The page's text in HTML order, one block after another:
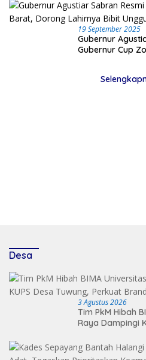
19 September 2025
Gubernur
Gubernur Cup
Desa
3 Agustus 2026
Tim PkM Hibah
Raya Dampingi